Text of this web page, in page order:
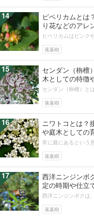
14
落葉樹
ピペリカムとは
り花などのアレ
ヒペリカムはピンク
す。黄色い花のほう
15
落葉樹
センダン（栴檀
木としての特徴
センダン（栴檀）と
り、実の特徴や花言
16
落葉樹
ニワトコとは？
や庭木としての
常に庭にあるという
期待できるといわれ
17
落葉樹
西洋ニンジンボ
定の時期や仕立
西洋ニンジンボクは
の記事では西洋ニン